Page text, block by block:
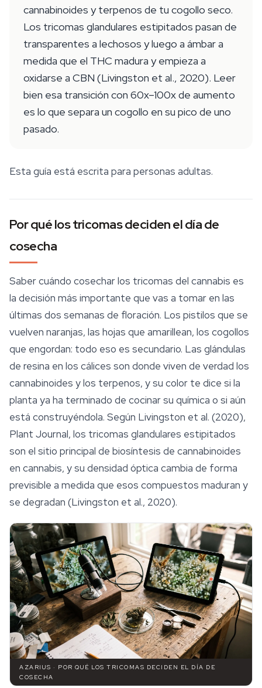
cannabinoides y terpenos de tu cogollo seco.
Los tricomas glandulares estipitados pasan de
transparentes a lechosos y luego a ámbar a
medida que el THC madura y empieza a
oxidarse a CBN (Livingston et al., 2020). Leer
bien esa transición con 60x–100x de aumento
es lo que separa un cogollo en su pico de uno
pasado.
Esta guía está escrita para personas adultas.
Por qué los tricomas deciden el día de
cosecha
Saber cuándo cosechar los tricomas del cannabis es
la decisión más importante que vas a tomar en las
últimas dos semanas de floración. Los pistilos que se
vuelven naranjas, las hojas que amarillean, los cogollos
que engordan: todo eso es secundario. Las glándulas
de resina en los cálices son donde viven de verdad los
cannabinoides y los terpenos, y su color te dice si la
planta ya ha terminado de cocinar su química o si aún
está construyéndola. Según Livingston et al. (2020),
Plant Journal, los tricomas glandulares estipitados
son el sitio principal de biosíntesis de cannabinoides
en cannabis, y su densidad óptica cambia de forma
previsible a medida que esos compuestos maduran y
se degradan (Livingston et al., 2020).
AZARIUS · POR QUÉ LOS TRICOMAS DECIDEN EL DÍA DE
COSECHA